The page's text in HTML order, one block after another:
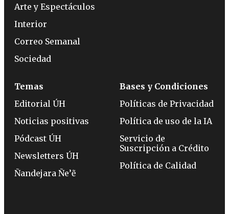
Arte y Espectáculos
Interior
Correo Semanal
Sociedad
Temas
Editorial ÚH
Noticias positivas
Pódcast ÚH
Newsletters ÚH
Ñandejara Ñe’ẽ
Bases y Condiciones
Políticas de Privacidad
Política de uso de la IA
Servicio de
Suscripción a Crédito
Política de Calidad